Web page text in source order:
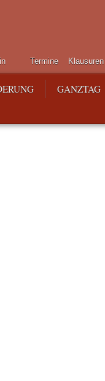
Termine Klausuren
GANZTAG